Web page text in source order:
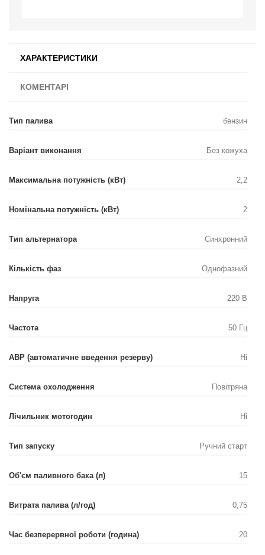
ХАРАКТЕРИСТИКИ
КОМЕНТАРІ
Тип палива бензин
Варіант виконання Без кожуха
Максимальна потужність (кВт) 2,2
Номінальна потужність (кВт) 2
Тип альтернатора Синхронний
Кількість фаз Однофазний
Напруга 220 В
Частота 50 Гц
АВР (автоматичне введення резерву) Ні
Система охолодження Повітряна
Лічильник мотогодин Ні
Тип запуску Ручний старт
Об'єм паливного бака (л) 15
Витрата палива (л/год) 0,75
Час безперервної роботи (година) 20